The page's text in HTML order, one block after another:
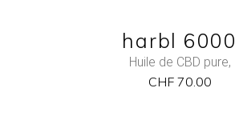
harbl 6000
Huile de CBD pure,
CHF70.00